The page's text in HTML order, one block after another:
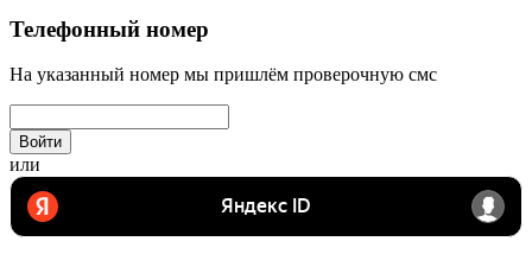
Телефонный номер
На указанный номер мы пришлём проверочную смс
Войти
или